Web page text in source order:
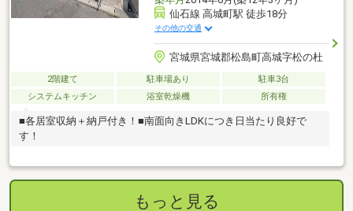
仙石線 高城町駅 徒歩18分
その他の交通
宮城県宮城郡松島町高城字松の杜
2階建て 駐車場あり
駐車3台
システムキッチン
浴室乾燥機 所有権
■各居室収納＋納戸付き！■南面向きLDKにつき日当たり良好で
す！
もっと見る